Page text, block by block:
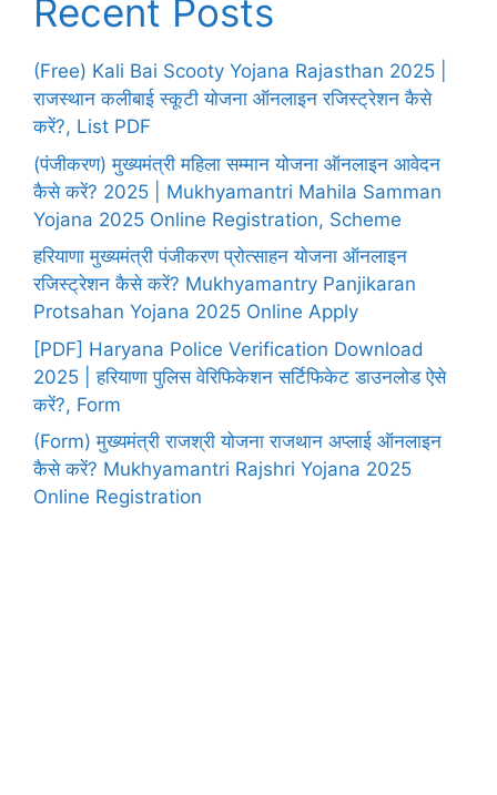
Recent Posts
(Free) Kali Bai Scooty Yojana Rajasthan 2025 |
राजस्थान कलीबाई स्कूटी योजना ऑनलाइन रजिस्ट्रेशन कैसे
करें?, List PDF
(पंजीकरण) मुख्यमंत्री महिला सम्मान योजना ऑनलाइन आवेदन
कैसे करें? 2025 | Mukhyamantri Mahila Samman
Yojana 2025 Online Registration, Scheme
हरियाणा मुख्यमंत्री पंजीकरण प्रोत्साहन योजना ऑनलाइन
रजिस्ट्रेशन कैसे करें? Mukhyamantry Panjikaran
Protsahan Yojana 2025 Online Apply
[PDF] Haryana Police Verification Download
2025 | हरियाणा पुलिस वेरिफिकेशन सर्टिफिकेट डाउनलोड ऐसे
करें?, Form
(Form) मुख्यमंत्री राजश्री योजना राजथान अप्लाई ऑनलाइन
कैसे करें? Mukhyamantri Rajshri Yojana 2025
Online Registration